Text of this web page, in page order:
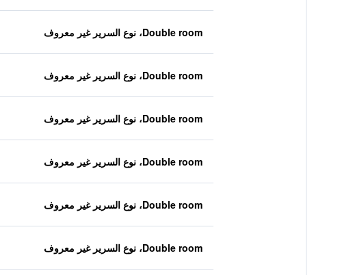
Double room، نوع السرير غير معروف
Double room، نوع السرير غير معروف
Double room، نوع السرير غير معروف
Double room، نوع السرير غير معروف
Double room، نوع السرير غير معروف
Double room، نوع السرير غير معروف